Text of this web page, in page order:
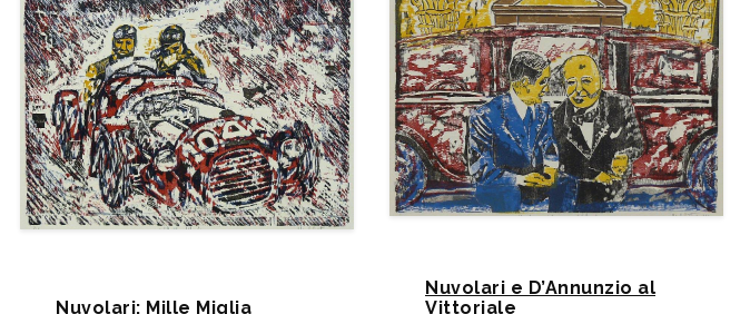
Nuvolari: Mille Miglia
Nuvolari e D’Annunzio al
Vittoriale